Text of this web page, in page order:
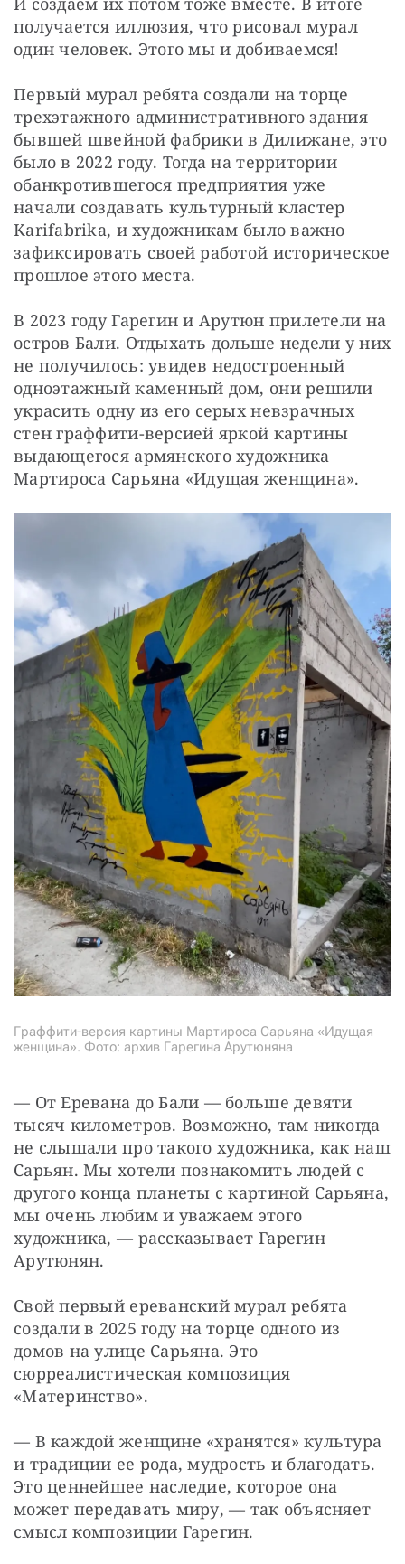
получается иллюзия, что рисовал мурал
один человек. Этого мы и добиваемся!
Первый мурал ребята создали на торце
трехэтажного административного здания
бывшей швейной фабрики в Дилижане, это
было в 2022 году. Тогда на территории
обанкротившегося предприятия уже
начали создавать культурный кластер
Karifabrika, и художникам было важно
зафиксировать своей работой историческое
прошлое этого места.
В 2023 году Гарегин и Арутюн прилетели на
остров Бали. Отдыхать дольше недели у них
не получилось: увидев недостроенный
одноэтажный каменный дом, они решили
украсить одну из его серых невзрачных
стен граффити-версией яркой картины
выдающегося армянского художника
Мартироса Сарьяна «Идущая женщина».
Граффити-версия картины Мартироса Сарьяна «Идущая
женщина». Фото: архив Гарегина Арутюняна
— От Еревана до Бали — больше девяти
тысяч километров. Возможно, там никогда
не слышали про такого художника, как наш
Сарьян. Мы хотели познакомить людей с
другого конца планеты с картиной Сарьяна,
мы очень любим и уважаем этого
художника, — рассказывает Гарегин
Арутюнян.
Свой первый ереванский мурал ребята
создали в 2025 году на торце одного из
домов на улице Сарьяна. Это
сюрреалистическая композиция
«Материнство».
— В каждой женщине «хранятся» культура
и традиции ее рода, мудрость и благодать.
Это ценнейшее наследие, которое она
может передавать миру, — так объясняет
смысл композиции Гарегин.